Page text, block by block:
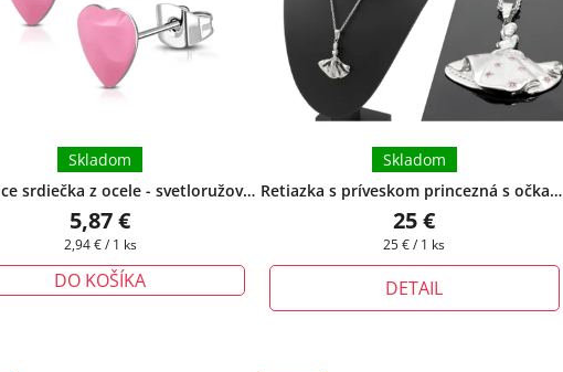
srdiečka z ocele - svetloružové
darčeková krabička zadarmo
Skladom
5,87 €
Jednotková
cena:
2,94 € / 1 ks
DO KOŠÍKA
Retiazka s príveskom princezná s očkami
+ pri tomto produkte si môžete zvoliť
dĺžku retiazky
Skladom
25 €
Jednotková
cena:
25 € / 1 ks
DETAIL